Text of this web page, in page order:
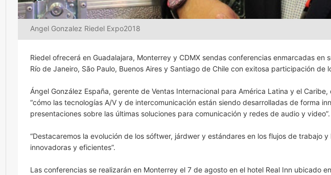
Angel Gonzalez Riedel Expo2018
Riedel ofrecerá en Guadalajara, Monterrey y CDMX sendas conferencias enmarcadas en
Río de Janeiro, São Paulo, Buenos Aires y Santiago de Chile con exitosa participación de
Ángel González España, gerente de Ventas Internacional para América Latina y el
“cómo las tecnologías A/V y de intercomunicación están siendo desarrolladas de forma
presentaciones sobre las últimas soluciones para comunicación y redes de audio y video”.
“Destacaremos la evolución de los sóftwer, járdwer y estándares en los flujos de trabajo
innovadoras y eficientes”.
Las conferencias se realizarán en Monterrey el 7 de agosto en el hotel Real Inn ubicado